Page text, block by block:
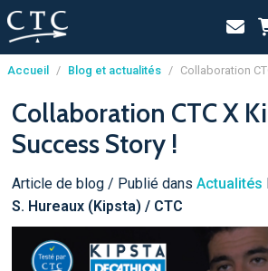
Panneau de gestion des cookies
Accueil / Blog et actualités / Collaboration
Collaboration CTC X
Success Story !
Article de blog / Publié dans Actualités
S. Hureaux (Kipsta) / CTC